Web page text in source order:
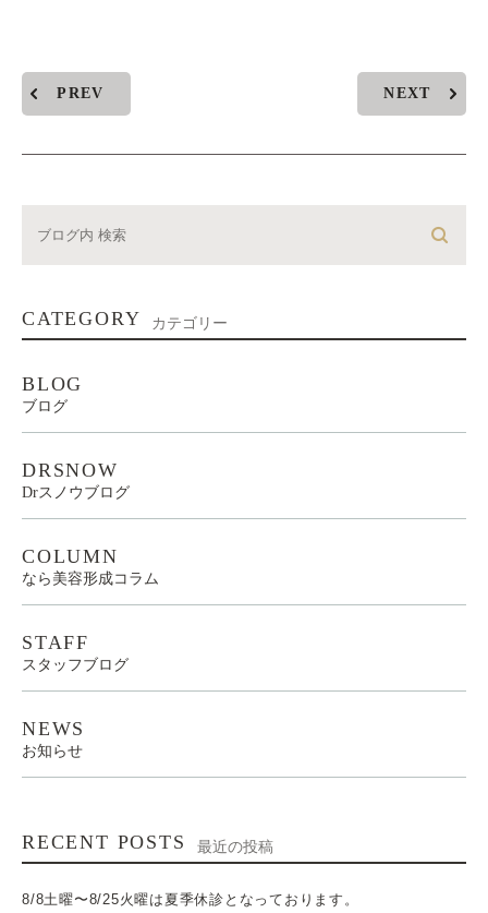
PREV NEXT
CATEGORY カテゴリー
BLOG
ブログ
DRSNOW
Drスノウブログ
COLUMN
なら美容形成コラム
STAFF
スタッフブログ
NEWS
お知らせ
RECENT POSTS 最近の投稿
8/8土曜〜8/25火曜は夏季休診となっております。